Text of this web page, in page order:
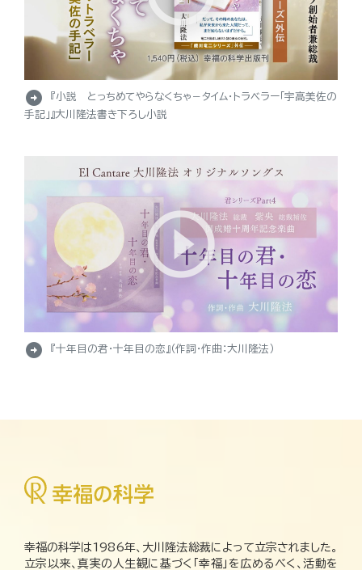
arrow_circle_right
『小説 とっちめてやらなくちゃ－タイム・トラベラー「宇高美佐の
手記」』大川隆法書き下ろし小説
arrow_circle_right 『十年目の君・十年目の恋』（作詞・作曲：大川隆法）
幸福の科学は1986年、大川隆法総裁によって立宗されました。
立宗以来、真実の人生観に基づく「幸福」を広めるべく、活動を